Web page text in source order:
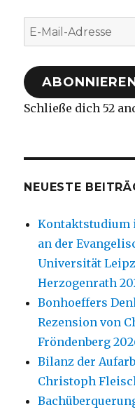
E-
Mail-
Adresse
Schließe dich 52
NEUESTE
Kontaktstudium
an der
Universität
Herzogenrath
Bonhoeffers
Rezension von
Fröndenberg
Bilanz der
Christoph